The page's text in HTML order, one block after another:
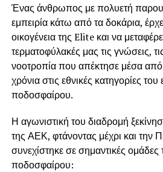
Ένας άνθρωπος με πολυετή
εμπειρία κάτω από τα δοκάρια,
οικογένεια της Elite και να
τερματοφύλακές μας τις γνώσεις,
νοοτροπία που απέκτησε μέσα
χρόνια στις εθνικές κατηγορίες του
ποδοσφαίρου.
Η αγωνιστική του διαδρομή
της ΑΕΚ, φτάνοντας μέχρι και την
συνεχίστηκε σε σημαντικές ομάδες
ποδοσφαίρου: